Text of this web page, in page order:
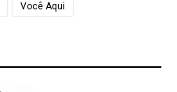
Você Aqui